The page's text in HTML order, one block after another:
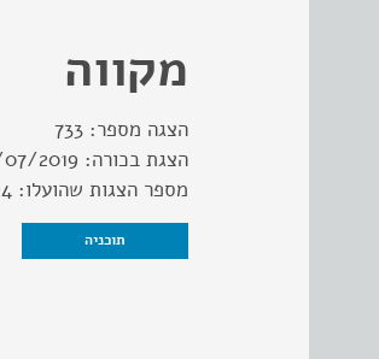
מקווה
הצגה מספר: 733
הצגת בכורה: 2019
מספר הצגות שהועלו:
תוכניה